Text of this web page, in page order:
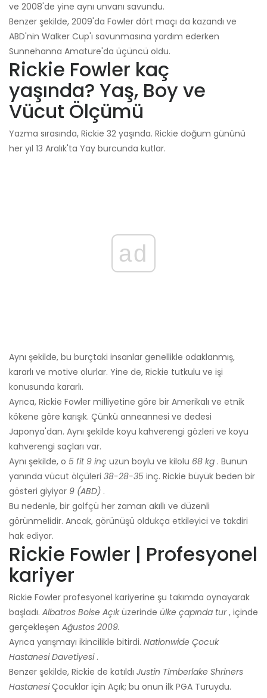
ve 2008'de yine aynı unvanı savundu.
Benzer şekilde, 2009'da Fowler dört maçı da kazandı ve
ABD'nin Walker Cup'ı savunmasına yardım ederken
Sunnehanna Amature'da üçüncü oldu.
Rickie Fowler kaç
yaşında? Yaş, Boy ve
Vücut Ölçümü
Yazma sırasında, Rickie 32 yaşında. Rickie doğum gününü
her yıl 13 Aralık'ta Yay burcunda kutlar.
ad
Aynı şekilde, bu burçtaki insanlar genellikle odaklanmış,
kararlı ve motive olurlar. Yine de, Rickie tutkulu ve işi
konusunda kararlı.
Ayrıca, Rickie Fowler milliyetine göre bir Amerikalı ve etnik
kökene göre karışık. Çünkü anneannesi ve dedesi
Japonya'dan. Aynı şekilde koyu kahverengi gözleri ve koyu
kahverengi saçları var.
Aynı şekilde, o 5 fit 9 inç uzun boylu ve kilolu 68 kg . Bunun
yanında vücut ölçüleri 38-28-35 inç. Rickie büyük beden bir
gösteri giyiyor 9 (ABD) .
Bu nedenle, bir golfçü her zaman akıllı ve düzenli
görünmelidir. Ancak, görünüşü oldukça etkileyici ve takdiri
hak ediyor.
Rickie Fowler | Profesyonel
kariyer
Rickie Fowler profesyonel kariyerine şu takımda oynayarak
başladı. Albatros Boise Açıküzerinde ülke çapında tur, içinde
gerçekleşen Ağustos 2009.
Ayrıca yarışmayı ikincilikle bitirdi. Nationwide Çocuk
Hastanesi Davetiyesi.
Benzer şekilde, Rickie de katıldı Justin Timberlake Shriners
HastanesiÇocuklar için Açık; bu onun ilk PGA Turuydu.